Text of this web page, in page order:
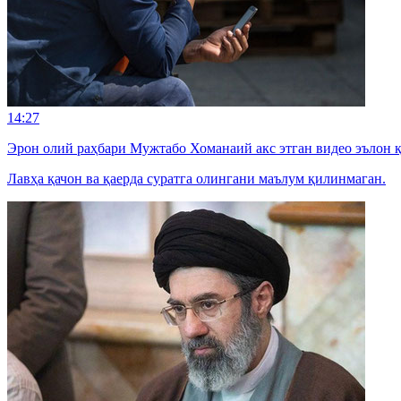
14:27
Эрон олий раҳбари Мужтабо Хоманаий акс этган видео эълон
Лавҳа қачон ва қаерда суратга олингани маълум қилинмаган.